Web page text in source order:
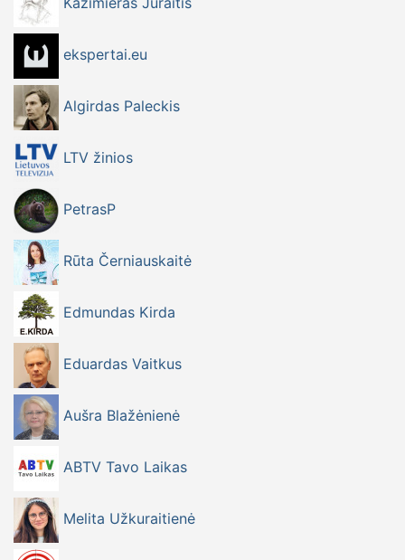
ekspertai.eu
Algirdas Paleckis
LTV žinios
PetrasP
Rūta Černiauskaitė
Edmundas Kirda
Eduardas Vaitkus
Aušra Blažėnienė
ABTV Tavo Laikas
Melita Užkuraitienė